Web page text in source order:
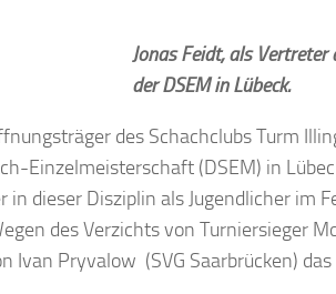
Jonas Feidt, als Vertreter
der DSEM in Lübeck.
des Schachclubs Turm
Einzelmeisterschaft (DSEM) in
dieser Disziplin als Jugendlicher im
des Verzichts von Turniersieger
Ivan Pryvalow (SVG Saarbrücken)